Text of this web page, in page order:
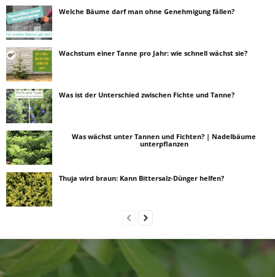
Welche Bäume darf man ohne Genehmigung fällen?
Wachstum einer Tanne pro Jahr: wie schnell wächst sie?
Was ist der Unterschied zwischen Fichte und Tanne?
Was wächst unter Tannen und Fichten? | Nadelbäume
unterpflanzen
Thuja wird braun: Kann Bittersalz-Dünger helfen?